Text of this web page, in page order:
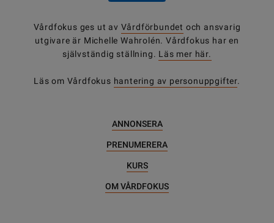
Vårdfokus ges ut av Vårdförbundet och ansvarig
utgivare är Michelle Wahrolén. Vårdfokus har en
självständig ställning. Läs mer här.
Läs om Vårdfokus hantering av personuppgifter.
ANNONSERA
PRENUMERERA
KURS
OM VÅRDFOKUS